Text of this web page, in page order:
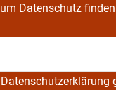
Datenschutz
Datenschutzerklärung